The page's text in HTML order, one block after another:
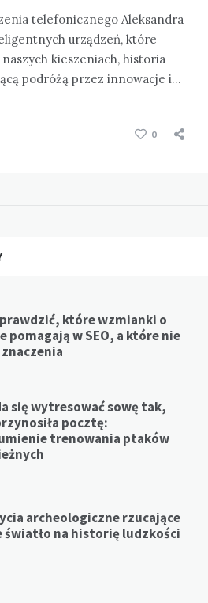
telefonicznego Aleksandra
urządzeń, które
kieszeniach, historia
podróżą przez innowacje i…
0
które wzmianki o
pomagają w SEO, a które nie
się wytresować sowę tak,
pocztę:
trenowania ptaków
archeologiczne rzucające
światło na historię ludzkości